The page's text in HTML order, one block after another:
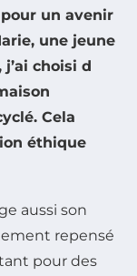
un avenir
une jeune
choisi d
Cela
éthique
aussi son
repensé
pour des